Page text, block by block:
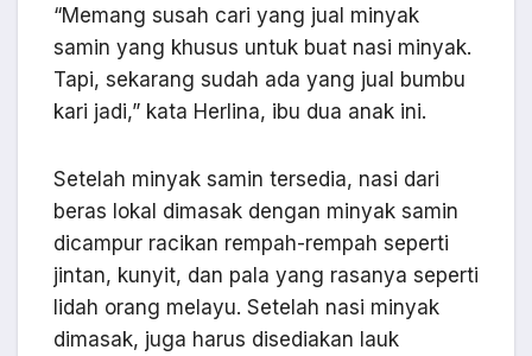
“Memang susah cari yang jual minyak
samin yang khusus untuk buat nasi minyak.
Tapi, sekarang sudah ada yang jual bumbu
kari jadi,” kata Herlina, ibu dua anak ini.
Setelah minyak samin tersedia, nasi dari
beras lokal dimasak dengan minyak samin
dicampur racikan rempah-rempah seperti
jintan, kunyit, dan pala yang rasanya seperti
lidah orang melayu. Setelah nasi minyak
dimasak, juga harus disediakan lauk